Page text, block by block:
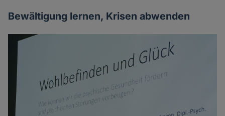
Bewältigung lernen, Krisen abwenden